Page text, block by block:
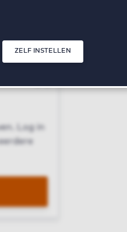
ZELF INSTELLEN
Log in